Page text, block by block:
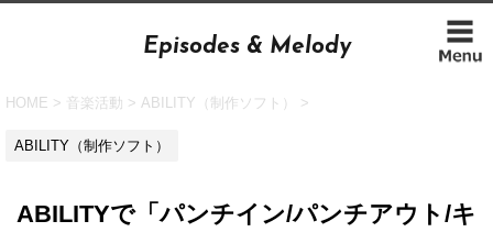
Episodes & Melody
HOME > 音楽活動 > ABILITY（制作ソフト） >
ABILITY（制作ソフト）
ABILITYで「パンチイン/パンチアウト/キ